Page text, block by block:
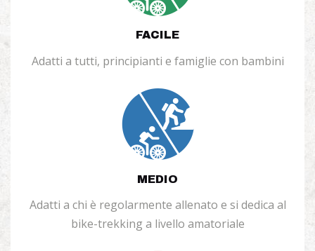
FACILE
Adatti a tutti, principianti e famiglie con bambini
MEDIO
Adatti a chi è regolarmente allenato e si dedica al
bike-trekking a livello amatoriale